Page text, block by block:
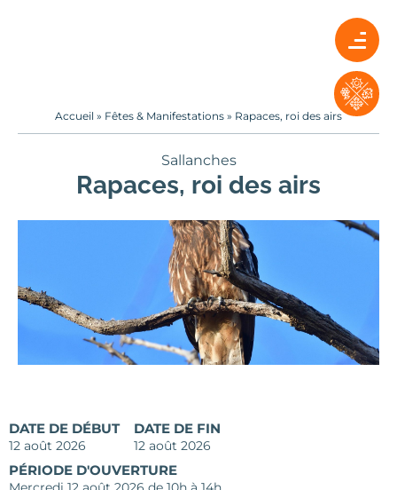
Accueil » Fêtes & Manifestations » Rapaces, roi des airs
Sallanches
Rapaces, roi des airs
DATE DE DÉBUT
12 août 2026
DATE DE FIN
12 août 2026
PÉRIODE D'OUVERTURE